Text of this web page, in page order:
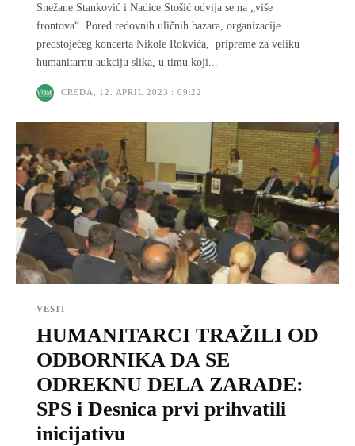
Snežane Stanković i Nadice Stošić odvija se na „više
frontova“. Pored redovnih uličnih bazara, organizacije
predstojećeg koncerta Nikole Rokvića, pripreme za veliku
humanitarnu aukciju slika, u timu koji...
CREDA, 12. APRIL 2023 : 09:22
VESTI
HUMANITARCI TRAŽILI OD
ODBORNIKA DA SE
ODREKNU DELA ZARADE:
SPS i Desnica prvi prihvatili
inicijativu